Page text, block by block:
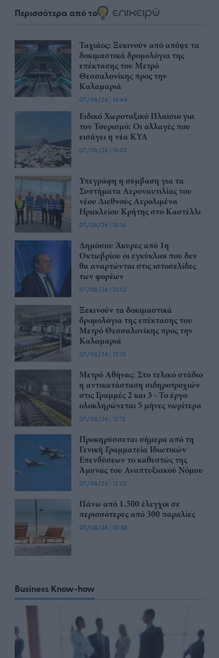
Περισσότερα από το
Ταχιάος: Ξεκινούν από απόψε τα
δοκιμαστικά δρομολόγια της
επέκτασης του Μετρό
Θεσσαλονίκης προς την
Καλαμαριά
07/08/26 | 16:44
Ειδικό Χωροταξικό Πλαίσιο για
τον Τουρισμό: Οι αλλαγές που
εισάγει η νέα ΚΥΑ
07/08/26 | 16:03
Υπεγράφη η σύμβαση για τα
Συστήματα Αεροναυτιλίας του
νέου Διεθνούς Αερολιμένα
Ηρακλείου Κρήτης στο Καστέλλι
07/08/26 | 15:16
Δημόσιο: Άκυρες από 1η
Οκτωβρίου οι εγκύκλιοι που δεν
θα αναρτώνται στις ιστοσελίδες
των φορέων
07/08/26 | 13:52
Ξεκινούν τα δοκιμαστικά
δρομολόγια της επέκτασης του
Μετρό Θεσσαλονίκης προς την
Καλαμαριά
07/08/26 | 13:10
Μετρό Αθήνας: Στο τελικό στάδιο
η αντικατάσταση σιδηροτροχιών
στις Γραμμές 2 και 3 - Το έργο
ολοκληρώνεται 5 μήνες νωρίτερα
07/08/26 | 12:13
Προκηρύσσεται σήμερα από τη
Γενική Γραμματεία Ιδιωτικών
Επενδύσεων το καθεστώς της
Άμυνας του Αναπτυξιακού Νόμου
07/08/26 | 12:02
Πάνω από 1.500 έλεγχοι σε
περισσότερες από 300 παραλίες
07/08/26 | 10:58
Business Know-how